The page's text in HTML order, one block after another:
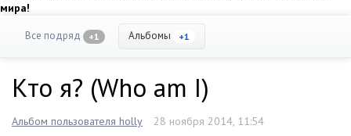
мира!
Все подряд +1 Альбомы +1
Кто я? (Who am I)
Альбом пользователя holly 28 ноября 2014, 11:54